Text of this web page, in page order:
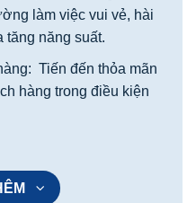
làm việc vui vẻ, hài
tăng năng suất.
Tiến đến thỏa mãn
hàng trong điều kiện